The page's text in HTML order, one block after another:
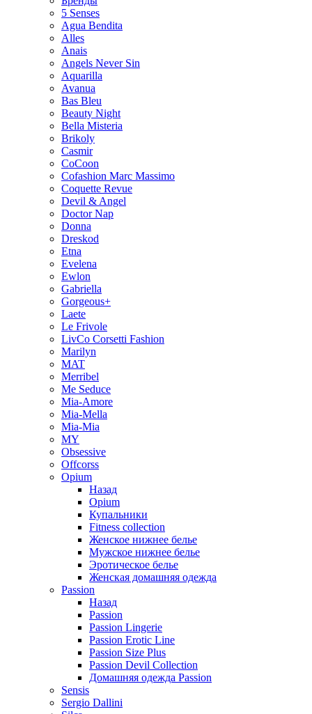
5 Senses
Agua Bendita
Alles
Anais
Angels Never Sin
Aquarilla
Avanua
Bas Bleu
Beauty Night
Bella Misteria
Brikoly
Casmir
CoCoon
Cofashion Marc Massimo
Coquette Revue
Devil & Angel
Doctor Nap
Donna
Dreskod
Etna
Evelena
Ewlon
Gabriella
Gorgeous+
Laete
Le Frivole
LivCo Corsetti Fashion
Marilyn
MAT
Merribel
Me Seduce
Mia-Amore
Mia-Mella
Mia-Mia
MY
Obsessive
Offcorss
Opium
Назад
Opium
Купальники
Fitness collection
Женское нижнее белье
Мужское нижнее белье
Эротическое белье
Женская домашняя одежда
Passion
Назад
Passion
Passion Lingerie
Passion Erotic Line
Passion Size Plus
Passion Devil Collection
Домашняя одежда Passion
Sensis
Sergio Dallini